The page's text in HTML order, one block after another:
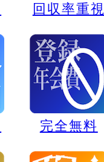
回収率重視
完全無料